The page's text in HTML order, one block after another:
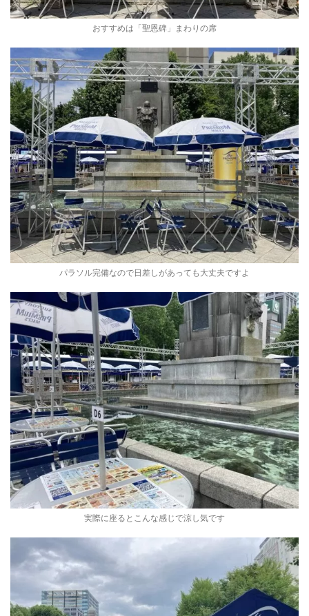
おすすめは「聖恩碑」まわりの席
パラソル完備なので日差しがあっても大丈夫ですよ
実際に座るとこんな感じで涼し気です